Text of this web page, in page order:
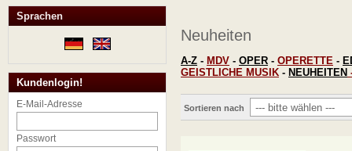
Neuheiten
A-Z - MDV - OPER - OPERETTE -
GEISTLICHE MUSIK - NEUHEITEN
Sortieren nach
Sprachen
Kundenlogin!
E-Mail-Adresse
Passwort